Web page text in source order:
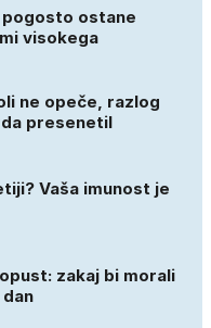
pogosto ostane
visokega
ne opeče, razlog
presenetil
Vaša imunost je
zakaj bi morali